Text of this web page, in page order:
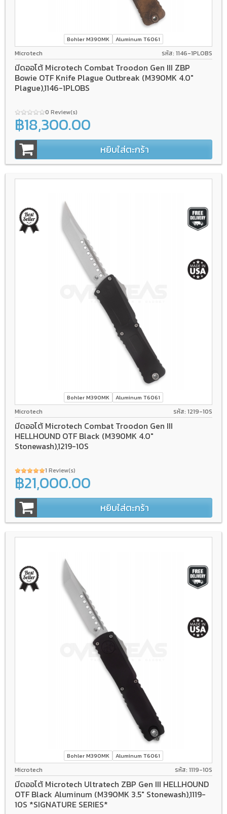
Bohler M390MK Aluminum T6061
Microtech รหัส: 1146-1PLOBS
มีดออโต้ Microtech Combat Troodon Gen III ZBP
Bowie OTF Knife Plague Outbreak (M390MK 4.0"
Plague),1146-1PLOBS
0 Review(s)
฿18,300.00
หยิบใส่ตะกร้า
Bohler M390MK Aluminum T6061
Microtech รหัส: 1219-10S
มีดออโต้ Microtech Combat Troodon Gen III
HELLHOUND OTF Black (M390MK 4.0"
Stonewash),1219-10S
1 Review(s)
฿21,000.00
หยิบใส่ตะกร้า
Bohler M390MK Aluminum T6061
Microtech รหัส: 1119-10S
มีดออโต้ Microtech Ultratech ZBP Gen III HELLHOUND
OTF Black Aluminum (M390MK 3.5" Stonewash),1119-
10S *SIGNATURE SERIES*